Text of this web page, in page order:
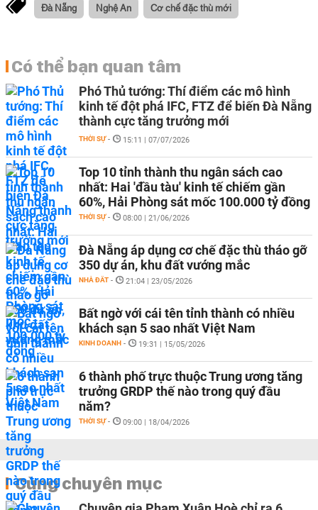
Đà Nẵng Nghệ An Cơ chế đặc thù mới
Có thể bạn quan tâm
Phó Thủ tướng: Thí điểm các mô hình
kinh tế đột phá IFC, FTZ để biến Đà Nẵng
thành cực tăng trưởng mới
THỜI SỰ - 15:11 | 07/07/2026
Top 10 tỉnh thành thu ngân sách cao
nhất: Hai 'đầu tàu' kinh tế chiếm gần
60%, Hải Phòng sát mốc 100.000 tỷ đồng
THỜI SỰ - 08:00 | 21/06/2026
Đà Nẵng áp dụng cơ chế đặc thù tháo gỡ
350 dự án, khu đất vướng mắc
NHÀ ĐẤT - 21:04 | 23/05/2026
Bất ngờ với cái tên tỉnh thành có nhiều
khách sạn 5 sao nhất Việt Nam
KINH DOANH - 19:31 | 15/05/2026
6 thành phố trực thuộc Trung ương tăng
trưởng GRDP thế nào trong quý đầu
năm?
THỜI SỰ - 09:00 | 18/04/2026
Cùng chuyên mục